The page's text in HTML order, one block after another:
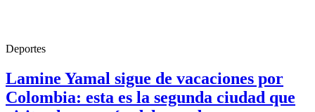
Deportes
Lamine Yamal sigue de vacaciones por
Colombia: esta es la segunda ciudad que